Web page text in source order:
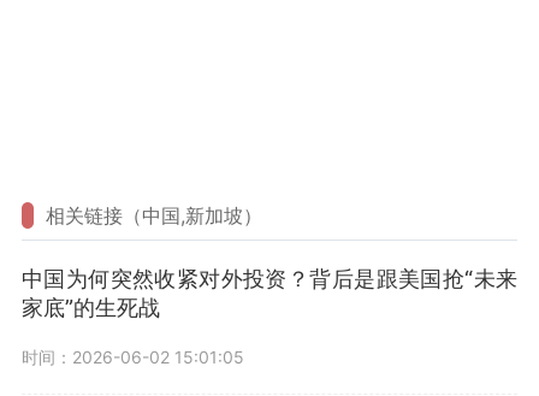
相关链接（中国,新加坡）
中国为何突然收紧对外投资？背后是跟美国抢“未来
家底”的生死战
时间：2026-06-02 15:01:05